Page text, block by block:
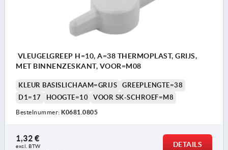
VLEUGELGREEP H=10, A=38 THERMOPLAST, GRIJS,
MET BINNENZESKANT, VOOR=M08
KLEUR BASISLICHAAM=GRIJS
GREEPLENGTE=38
D1=17
HOOGTE=10 VOOR SK-SCHROEF=M8
Bestelnummer: K0681.0805
1,32 €
excl. BTW
DETAILS